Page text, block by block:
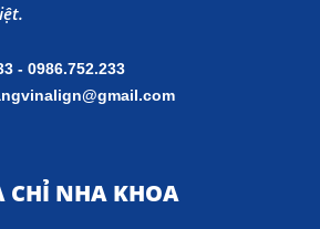
- 0986.752.233
CHỈ NHA KHOA